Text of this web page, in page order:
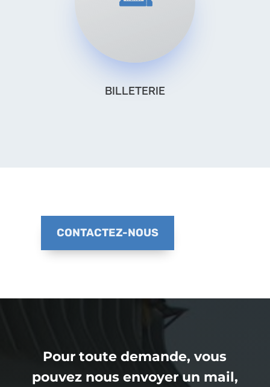
BILLETERIE
CONTACTEZ-NOUS
Pour toute demande, vous
pouvez nous envoyer un mail,